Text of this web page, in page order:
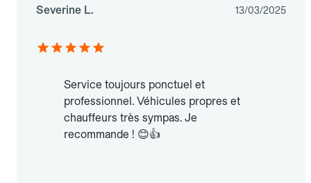
Severine L. 13/03/2025
Service toujours ponctuel et
professionnel. Véhicules propres et
chauffeurs très sympas. Je
recommande ! 😊👍